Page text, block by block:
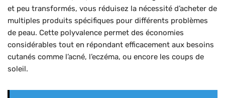
et peu transformés, vous réduisez la nécessité d’acheter de
multiples produits spécifiques pour différents problèmes
de peau. Cette polyvalence permet des économies
considérables tout en répondant efficacement aux besoins
cutanés comme l’acné, l’eczéma, ou encore les coups de
soleil.